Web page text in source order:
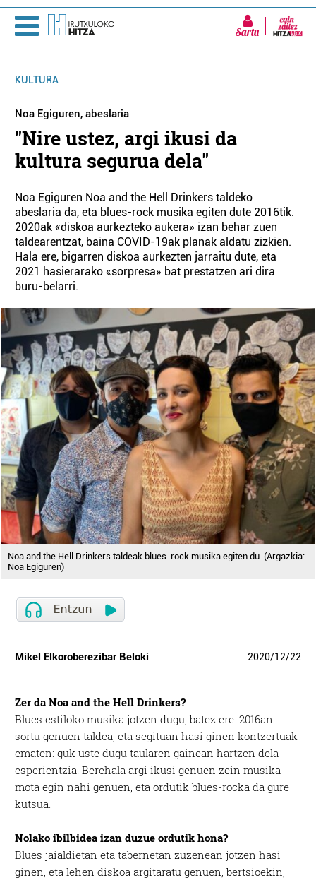
Sartu
KULTURA
Noa Egiguren, abeslaria
"Nire ustez, argi ikusi da
kultura segurua dela"
Noa Egiguren Noa and the Hell Drinkers taldeko
abeslaria da, eta blues-rock musika egiten dute 2016tik.
2020ak «diskoa aurkezteko aukera» izan behar zuen
taldearentzat, baina COVID-19ak planak aldatu zizkien.
Hala ere, bigarren diskoa aurkezten jarraitu dute, eta
2021 hasierarako «sorpresa» bat prestatzen ari dira
buru-belarri.
Noa and the Hell Drinkers taldeak blues-rock musika egiten du. (Argazkia:
Noa Egiguren)
Mikel Elkoroberezibar Beloki 2020/12/22
Zer da Noa and the Hell Drinkers?
Blues estiloko musika jotzen dugu, batez ere. 2016an
sortu genuen taldea, eta segituan hasi ginen kontzertuak
ematen: guk uste dugu taularen gainean hartzen dela
esperientzia. Berehala argi ikusi genuen zein musika
mota egin nahi genuen, eta ordutik blues-rocka da gure
kutsua.
Nolako ibilbidea izan duzue ordutik hona?
Blues jaialdietan eta tabernetan zuzenean jotzen hasi
ginen, eta lehen diskoa argitaratu genuen, bertsioekin,